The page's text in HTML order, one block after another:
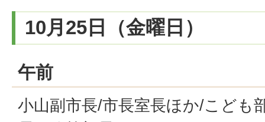
10月25日（金曜日）
午前
小山副市長/市長室長ほか/こども